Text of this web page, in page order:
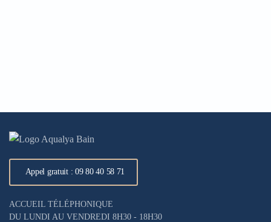
Appel gratuit : 09 80 40 58 71
ACCUEIL TÉLÉPHONIQUE
DU LUNDI AU VENDREDI 8H30 - 18H30